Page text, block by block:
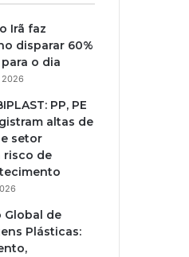
Irã faz
disparar 60%
o dia
2026
PP, PE
altas de
setor
risco de
Global de
Plásticas: